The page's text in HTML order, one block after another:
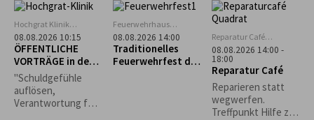
Vereine für
Sitzgelegenheiten
und das leibliche
Wohl. *Die
Veranstaltung
Hochgrat Klinik
Stiefenhofen
08.08.2026 10:15
ÖFFENTLICHE
VORTRÄGE in der
Hochgrat Klinik
"Schuldgefühle
auflösen,
Verantwortung für
Feuerwehrhaus
Scheidegg
08.08.2026 14:00
Traditionelles
Feuerwehrfest der
Reparatur Café
Oberreute
08.08.2026 14:00 -
18:00
Reparatur Café
Reparieren statt
wegwerfen.
Treffpunkt Hilfe zur